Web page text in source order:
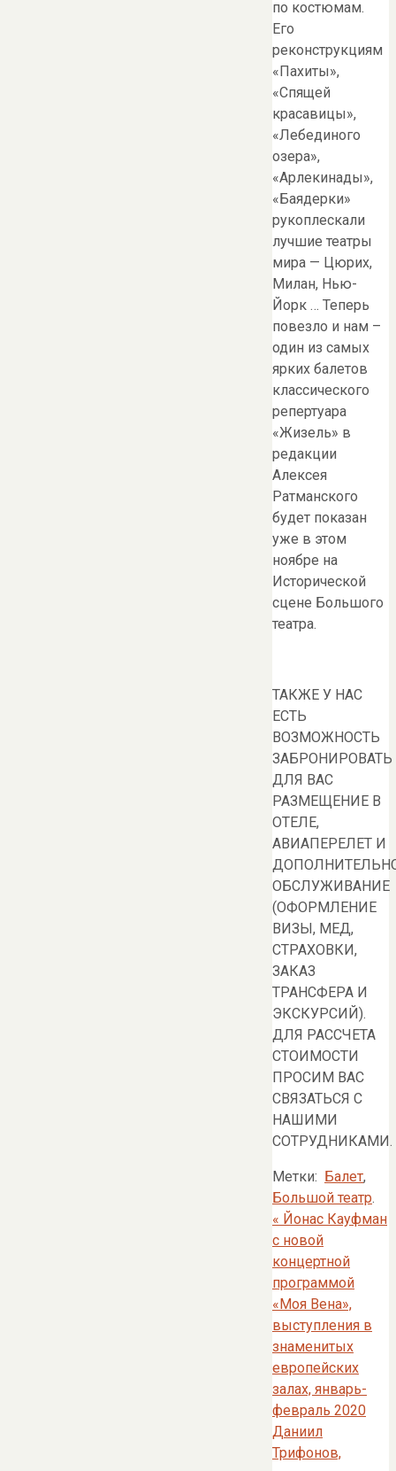
по костюмам.
Его
реконструкциям
«Пахиты»,
«Спящей
красавицы»,
«Лебединого
озера»,
«Арлекинады»,
«Баядерки»
рукоплескали
лучшие театры
мира — Цюрих,
Милан, Нью-
Йорк … Теперь
повезло и нам –
один из самых
ярких балетов
классического
репертуара
«Жизель» в
редакции
Алексея
Ратманского
будет показан
уже в этом
ноябре на
Исторической
сцене Большого
театра.
ТАКЖЕ У НАС
ЕСТЬ
ВОЗМОЖНОСТЬ
ЗАБРОНИРОВАТЬ
ДЛЯ ВАС
РАЗМЕЩЕНИЕ В
ОТЕЛЕ,
АВИАПЕРЕЛЕТ И
ОБСЛУЖИВАНИЕ
(ОФОРМЛЕНИЕ
ВИЗЫ, МЕД,
СТРАХОВКИ,
ЗАКАЗ
ТРАНСФЕРА И
ЭКСКУРСИЙ).
ДЛЯ РАССЧЕТА
СТОИМОСТИ
ПРОСИМ ВАС
СВЯЗАТЬСЯ С
НАШИМИ
СОТРУДНИКАМИ.
Метки: Балет,
Большой театр.
« Йонас Кауфман
с новой
концертной
программой
«Моя Вена»,
выступления в
знаменитых
европейских
залах, январь-
февраль 2020
Даниил
Трифонов,